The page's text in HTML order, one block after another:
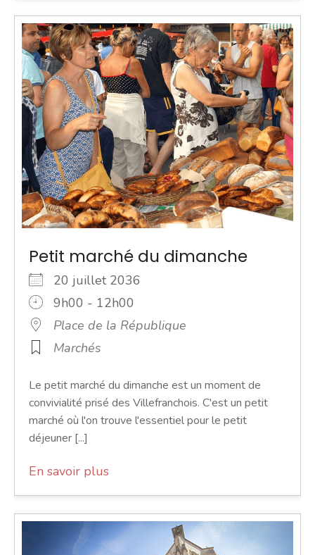
Petit marché du dimanche
20 juillet 2036
9h00 - 12h00
Place de la République
Marchés
Le petit marché du dimanche est un moment de
convivialité prisé des Villefranchois. C'est un petit
marché où l'on trouve l'essentiel pour le petit
déjeuner [...]
En savoir plus